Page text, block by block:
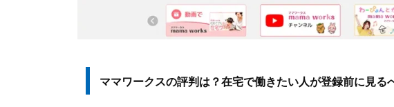
ママワークスの評判は？在宅で働きたい人が登録前に見る